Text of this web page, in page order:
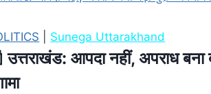
Sunega Uttarakhand
उत्तराखंड: आपदा नहीं, अपराध